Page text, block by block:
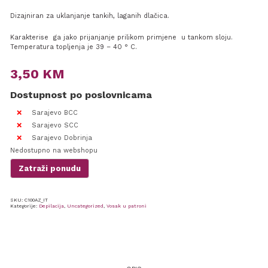
Dizajniran za uklanjanje tankih, laganih dlačica.
Karakterise ga jako prijanjanje prilikom primjene u tankom sloju.
Temperatura topljenja je 39 – 40 ° C.
3,50 KM
Dostupnost po poslovnicama
Sarajevo BCC
Sarajevo SCC
Sarajevo Dobrinja
Nedostupno na webshopu
Zatraži ponudu
SKU: C100AZ_IT
Kategorije: Depilacija, Uncategorized, Vosak u patroni